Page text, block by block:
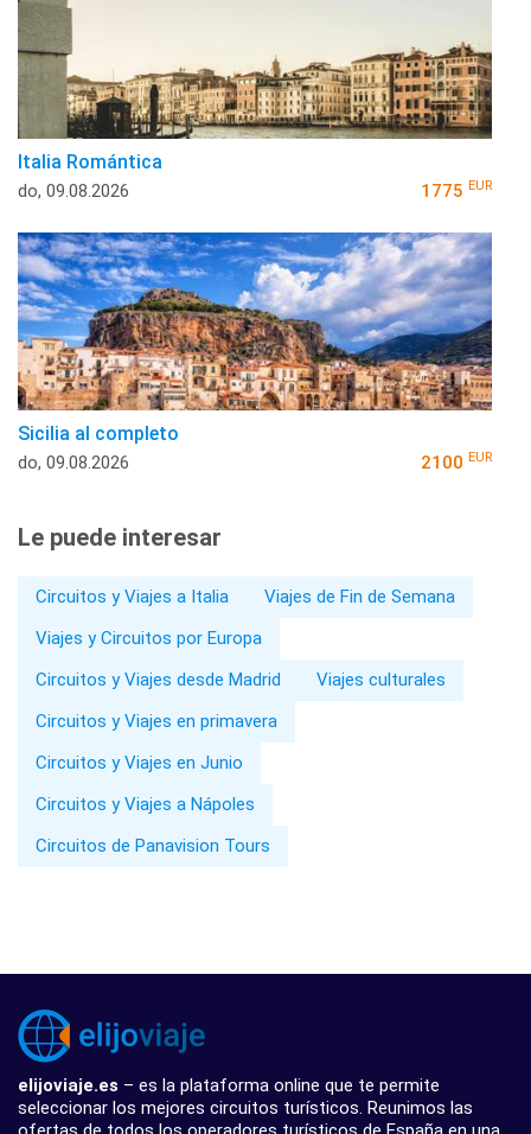
Italia Romántica
do, 09.08.2026 1775 EUR
Sicilia al completo
do, 09.08.2026 2100 EUR
Le puede interesar
Circuitos y Viajes a Italia
Viajes de Fin de Semana
Viajes y Circuitos por Europa
Circuitos y Viajes desde Madrid
Viajes culturales
Circuitos y Viajes en primavera
Circuitos y Viajes en Junio
Circuitos y Viajes a Nápoles
Circuitos de Panavision Tours
elijoviaje.es – es la plataforma online que te permite
seleccionar los mejores circuitos turísticos. Reunimos las